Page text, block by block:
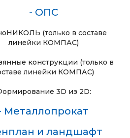
- ОПС
(только в составе
линейки КОМПАС)
конструкции (только в
линейки КОМПАС)
3D из 2D:
Металлопрокат
и ландшафт